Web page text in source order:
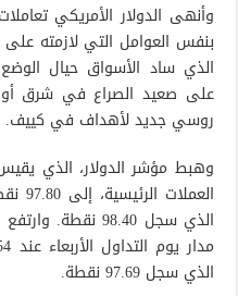
وأنهى الدولار الأمريكي
بنفس العوامل التي لازمته على
الذي ساد الأسواق حيال
على صعيد الصراع في شرق
روسي جديد لأهداف في كييف.
وهبط مؤشر الدولار، الذي
الذي سجل 98.40
الذي سجل 97.69 نقطة.